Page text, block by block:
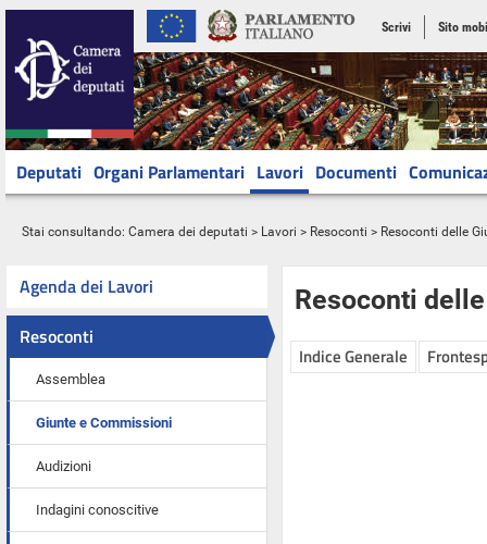
Scrivi Sito
Deputati Organi Parlamentari Lavori Documenti
Stai consultando: Camera dei deputati > Lavori > Resoconti > Resoconti delle
Agenda dei Lavori
Resoconti
Assemblea
Giunte e Commissioni
Audizioni
Indagini conoscitive
Resoconti
Indice Generale